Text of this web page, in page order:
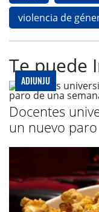
violencia de
Te puede
ADIUNJU
Docentes
un nuevo